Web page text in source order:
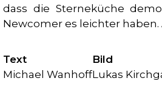
dass die Sterneküche
Newcomer es leichter
Text
Michael Wanhoff
Bild
Lukas